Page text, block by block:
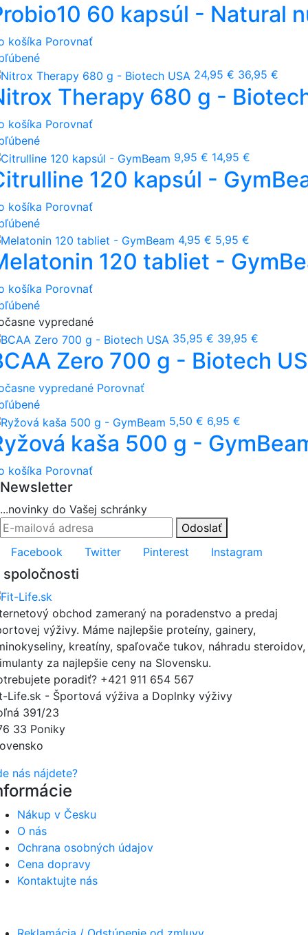
60 kapsúl - Natural
košíka Porovnať
24,95 € 36,95 €
Therapy 680 g -
košíka Porovnať
9,95 € 14,95 €
120 kapsúl -
košíka Porovnať
4,95 € 5,95 €
120 tabliet -
košíka Porovnať
vypredané
35,95 € 39,95 €
Zero 700 g - Biotech
vypredané Porovnať
5,50 € 6,95 €
kaša 500 g -
košíka Porovnať
Newsletter
...novinky do Vašej schránky
Odoslať
Facebook
Twitter Pinterest Instagram
spoločnosti
obchod zameraný na poradenstvo a predaj
výživy. Máme najlepšie proteíny, gainery,
kreatíny, spaľovače tukov, náhradu steroidov,
za najlepšie ceny na Slovensku.
poradiť? +421 911 654 567
Life.sk - Športová výživa a Doplnky výživy
391/23
33 Poniky
nás nájdete?
Nákup v Česku
O nás
Ochrana osobných údajov
Cena dopravy
Kontaktujte nás